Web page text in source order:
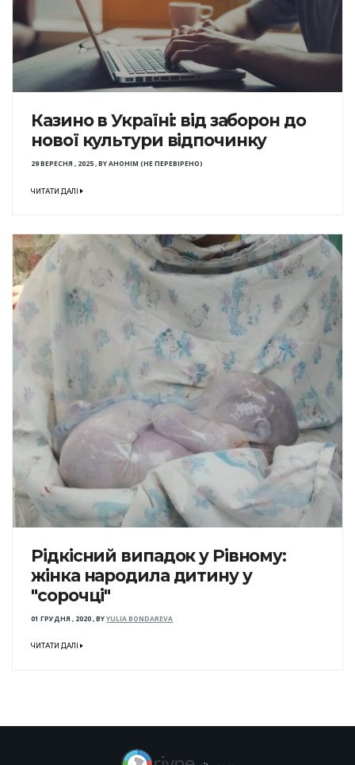
Казино в Україні: від заборон до
нової культури відпочинку
29 ВЕРЕСНЯ , 2025,BYАНОНІМ (НЕ ПЕРЕВІРЕНО)
ЧИТАТИ ДАЛІ
Рідкісний випадок у Рівному:
жінка народила дитину у
"сорочці"
01 ГРУДНЯ , 2020,BYYULIA BONDAREVA
ЧИТАТИ ДАЛІ